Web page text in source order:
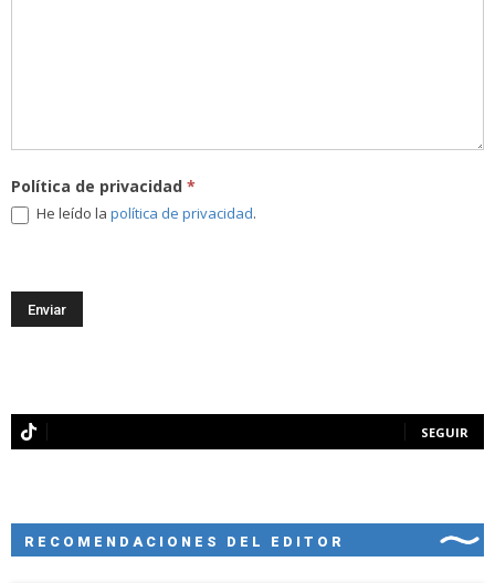
Política de privacidad *
He leído la política de privacidad.
SEGUIR
RECOMENDACIONES DEL EDITOR